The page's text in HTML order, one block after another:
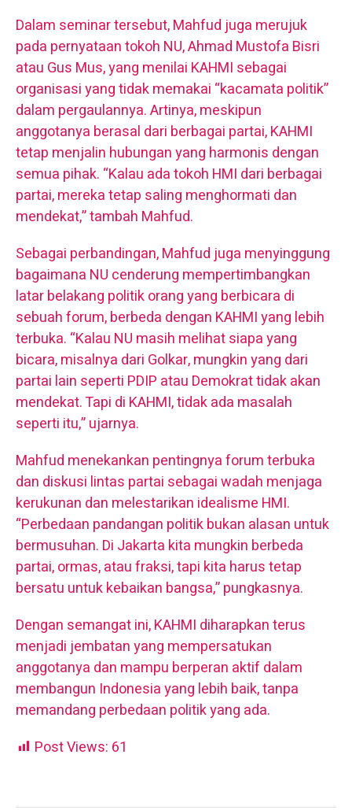
Dalam seminar tersebut, Mahfud juga merujuk
pada pernyataan tokoh NU, Ahmad Mustofa Bisri
atau Gus Mus, yang menilai KAHMI sebagai
organisasi yang tidak memakai “kacamata politik”
dalam pergaulannya. Artinya, meskipun
anggotanya berasal dari berbagai partai, KAHMI
tetap menjalin hubungan yang harmonis dengan
semua pihak. “Kalau ada tokoh HMI dari berbagai
partai, mereka tetap saling menghormati dan
mendekat,” tambah Mahfud.
Sebagai perbandingan, Mahfud juga menyinggung
bagaimana NU cenderung mempertimbangkan
latar belakang politik orang yang berbicara di
sebuah forum, berbeda dengan KAHMI yang lebih
terbuka. “Kalau NU masih melihat siapa yang
bicara, misalnya dari Golkar, mungkin yang dari
partai lain seperti PDIP atau Demokrat tidak akan
mendekat. Tapi di KAHMI, tidak ada masalah
seperti itu,” ujarnya.
Mahfud menekankan pentingnya forum terbuka
dan diskusi lintas partai sebagai wadah menjaga
kerukunan dan melestarikan idealisme HMI.
“Perbedaan pandangan politik bukan alasan untuk
bermusuhan. Di Jakarta kita mungkin berbeda
partai, ormas, atau fraksi, tapi kita harus tetap
bersatu untuk kebaikan bangsa,” pungkasnya.
Dengan semangat ini, KAHMI diharapkan terus
menjadi jembatan yang mempersatukan
anggotanya dan mampu berperan aktif dalam
membangun Indonesia yang lebih baik, tanpa
memandang perbedaan politik yang ada.
Post Views: 61